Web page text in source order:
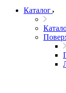
Каталог